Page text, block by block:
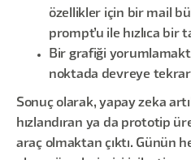
özellikler için bir mail
prompt’u ile hızlıca
Bir grafiği
noktada devreye tekrar
Sonuç olarak, yapay zeka
hızlandıran ya da prototip
araç olmaktan çıktı. Günün